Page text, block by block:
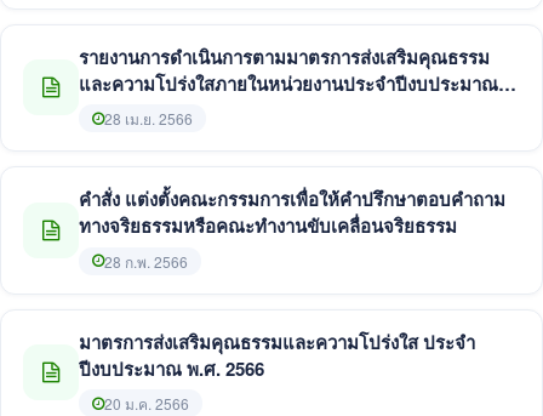
รายงานการดำเนินการตามมาตรการส่งเสริมคุณธรรม
และความโปร่งใสภายในหน่วยงานประจำปีงบประมาณ
พ.ศ. 2566 รอบ 6 เดือน (เดือนตุลาคม 2565 - มีนาคม
28 เม.ย. 2566
คำสั่ง แต่งตั้งคณะกรรมการเพื่อให้คำปรึกษาตอบคำถาม
ทางจริยธรรมหรือคณะทำงานขับเคลื่อนจริยธรรม
28 ก.พ. 2566
มาตรการส่งเสริมคุณธรรมและความโปร่งใส ประจำ
ปีงบประมาณ พ.ศ. 2566
20 ม.ค. 2566